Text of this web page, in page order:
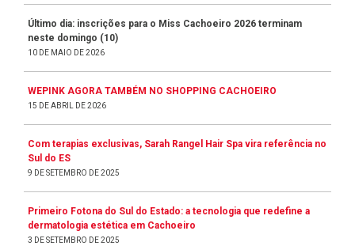
Último dia: inscrições para o Miss Cachoeiro 2026 terminam
neste domingo (10)
10 DE MAIO DE 2026
WEPINK AGORA TAMBÉM NO SHOPPING CACHOEIRO
15 DE ABRIL DE 2026
Com terapias exclusivas, Sarah Rangel Hair Spa vira referência no
Sul do ES
9 DE SETEMBRO DE 2025
Primeiro Fotona do Sul do Estado: a tecnologia que redefine a
dermatologia estética em Cachoeiro
3 DE SETEMBRO DE 2025